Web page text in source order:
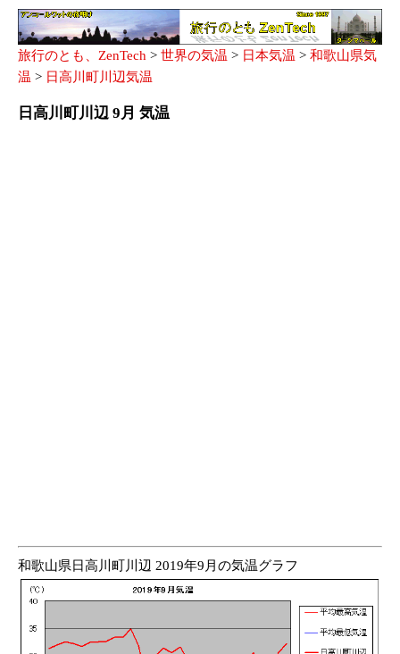
旅行のとも、ZenTech > 世界の気温 > 日本気温 > 和歌山県気
温 > 日高川町川辺気温
日高川町川辺 9月 気温
和歌山県日高川町川辺 2019年9月の気温グラフ